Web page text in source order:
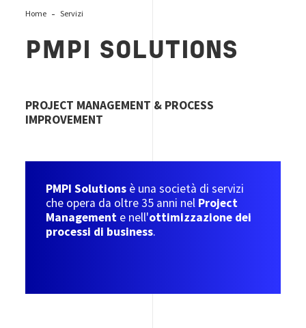
Home Servizi
PMPI SOLUTIONS
PROJECT MANAGEMENT & PROCESS
IMPROVEMENT
PMPI Solutions è una società di servizi
che opera da oltre 35 anni nel Project
Management e nell'ottimizzazione dei
processi di business.